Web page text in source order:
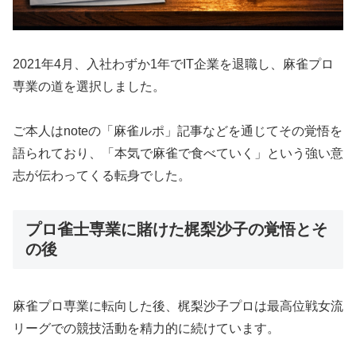
2021年4月、入社わずか1年でIT企業を退職し、麻雀プロ
専業の道を選択しました。
ご本人はnoteの「麻雀ルポ」記事などを通じてその覚悟を
語られており、「本気で麻雀で食べていく」という強い意
志が伝わってくる転身でした。
プロ雀士専業に賭けた梶梨沙子の覚悟とそ
の後
麻雀プロ専業に転向した後、梶梨沙子プロは最高位戦女流
リーグでの競技活動を精力的に続けています。